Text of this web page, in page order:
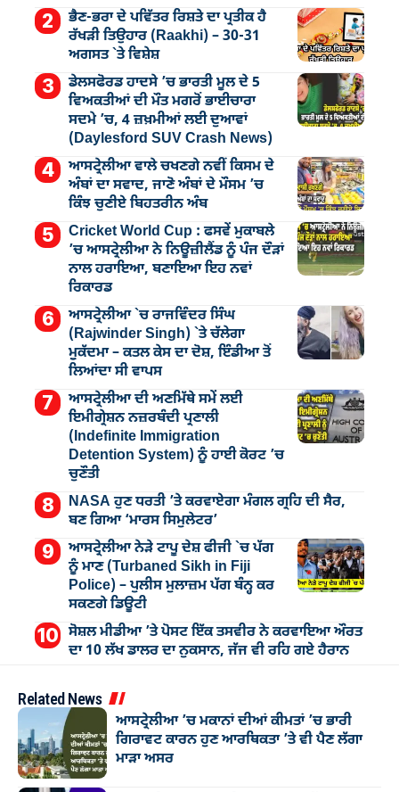
ਭੈਣ-ਭਰਾ ਦੇ ਪਵਿੱਤਰ ਰਿਸ਼ਤੇ ਦਾ ਪ੍ਰਤੀਕ ਹੈ
ਰੱਖੜੀ ਤਿਉਹਾਰ (Raakhi) – 30-31
ਅਗਸਤ `ਤੇ ਵਿਸ਼ੇਸ਼
ਡੇਲਸਫੋਰਡ ਹਾਦਸੇ ’ਚ ਭਾਰਤੀ ਮੂਲ ਦੇ 5
ਵਿਅਕਤੀਆਂ ਦੀ ਮੌਤ ਮਗਰੋਂ ਭਾਈਚਾਰਾ
ਸਦਮੇ ’ਚ, 4 ਜ਼ਖ਼ਮੀਆਂ ਲਈ ਦੁਆਵਾਂ
(Daylesford SUV Crash News)
ਆਸਟ੍ਰੇਲੀਆ ਵਾਲੇ ਚਖਣਗੇ ਨਵੀਂ ਕਿਸਮ ਦੇ
ਅੰਬਾਂ ਦਾ ਸਵਾਦ, ਜਾਣੋ ਅੰਬਾਂ ਦੇ ਮੌਸਮ ’ਚ
ਕਿੰਝ ਚੁਣੀਏ ਬਿਹਤਰੀਨ ਅੰਬ
Cricket World Cup : ਫਸਵੇਂ ਮੁਕਾਬਲੇ
’ਚ ਆਸਟ੍ਰੇਲੀਆ ਨੇ ਨਿਊਜ਼ੀਲੈਂਡ ਨੂੰ ਪੰਜ ਦੌੜਾਂ
ਨਾਲ ਹਰਾਇਆ, ਬਣਾਇਆ ਇਹ ਨਵਾਂ
ਰਿਕਾਰਡ
ਆਸਟ੍ਰੇਲੀਆ `ਚ ਰਾਜਵਿੰਦਰ ਸਿੰਘ
(Rajwinder Singh) `ਤੇ ਚੱਲੇਗਾ
ਮੁੁਕੱਦਮਾ – ਕਤਲ ਕੇਸ ਦਾ ਦੋਸ਼, ਇੰਡੀਆ ਤੋਂ
ਲਿਆਂਦਾ ਸੀ ਵਾਪਸ
ਆਸਟ੍ਰੇਲੀਆ ਦੀ ਅਣਮਿੱਥੇ ਸਮੇਂ ਲਈ
ਇਮੀਗ੍ਰੇਸ਼ਨ ਨਜ਼ਰਬੰਦੀ ਪ੍ਰਣਾਲੀ
(Indefinite Immigration
Detention System) ਨੂੰ ਹਾਈ ਕੋਰਟ ’ਚ
ਚੁਣੌਤੀ
NASA ਹੁਣ ਧਰਤੀ ’ਤੇ ਕਰਵਾਏਗਾ ਮੰਗਲ ਗ੍ਰਹਿ ਦੀ ਸੈਰ,
ਬਣ ਗਿਆ ‘ਮਾਰਸ ਸਿਮੁਲੇਟਰ’
ਆਸਟ੍ਰੇਲੀਆ ਨੇੜੇ ਟਾਪੂ ਦੇਸ਼ ਫੀਜੀ `ਚ ਪੱਗ
ਨੂੰ ਮਾਣ (Turbaned Sikh in Fiji
Police) – ਪੁਲੀਸ ਮੁਲਾਜ਼ਮ ਪੱਗ ਬੰਨ੍ਹ ਕਰ
ਸਕਣਗੇ ਡਿਊਟੀ
ਸੋਸ਼ਲ ਮੀਡੀਆ ’ਤੇ ਪੋਸਟ ਇੱਕ ਤਸਵੀਰ ਨੇ ਕਰਵਾਇਆ ਔਰਤ
ਦਾ 10 ਲੱਖ ਡਾਲਰ ਦਾ ਨੁਕਸਾਨ, ਜੱਜ ਵੀ ਰਹਿ ਗਏ ਹੈਰਾਨ
Related News
ਆਸਟ੍ਰੇਲੀਆ ’ਚ ਮਕਾਨਾਂ ਦੀਆਂ ਕੀਮਤਾਂ ’ਚ ਭਾਰੀ
ਗਿਰਾਵਟ ਕਾਰਨ ਹੁਣ ਆਰਥਿਕਤਾ ’ਤੇ ਵੀ ਪੈਣ ਲੱਗਾ
ਮਾੜਾ ਅਸਰ